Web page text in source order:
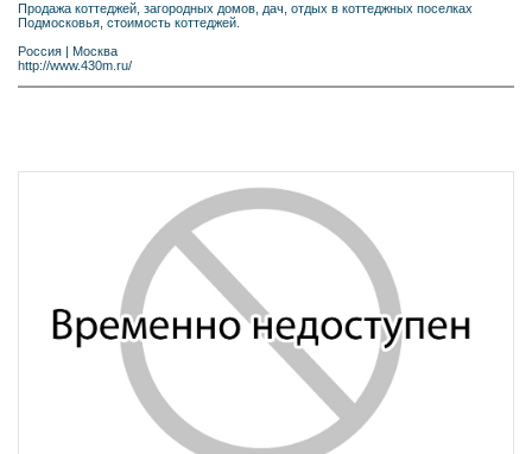
Продажа коттеджей, загородных домов, дач, отдых в коттеджных поселках
Подмосковья, стоимость коттеджей.
Россия | Москва
http://www.430m.ru/